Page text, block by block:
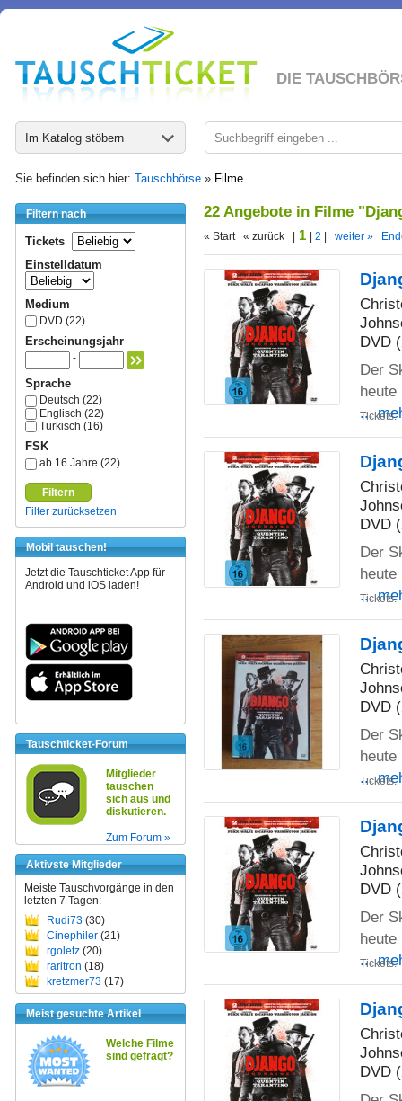
DIE
Im Katalog stöbern
Sie befinden sich hier: Tauschbörse » Filme
Filtern nach
Tickets
Einstelldatum
Medium
DVD (22)
Erscheinungsjahr
-
Sprache
Deutsch (22)
Englisch (22)
Türkisch (16)
FSK
ab 16 Jahre (22)
Filtern
Filter zurücksetzen
Mobil tauschen!
Jetzt die Tauschticket App für
Android und iOS laden!
Tauschticket-Forum
Mitglieder
tauschen
sich aus und
diskutieren.
Zum Forum »
Aktivste Mitglieder
Meiste Tauschvorgänge in den
letzten 7 Tagen:
Rudi73 (30)
Cinephiler (21)
rgoletz (20)
raritron (18)
kretzmer73 (17)
Meist gesuchte Artikel
Welche Filme
sind gefragt?
22 Angebote in Filme
« Start « zurück | 1 2 weiter »
DVD
Der
heute
...
Tickets:
DVD
Der
heute
...
Tickets:
DVD
Der
heute
...
Tickets:
DVD
Der
heute
...
Tickets:
DVD